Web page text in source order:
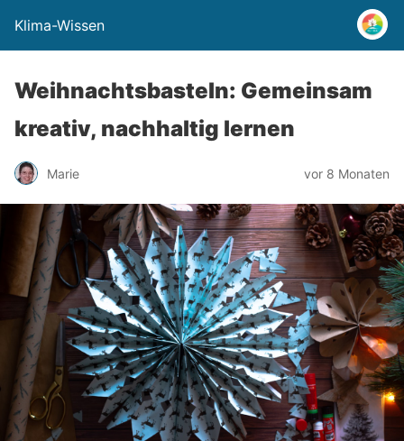
Klima-Wissen
Weihnachtsbasteln: Gemeinsam
kreativ, nachhaltig lernen
Marie vor 8 Monaten